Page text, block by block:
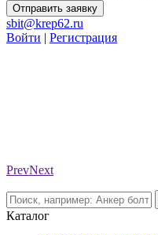
Отправить заявку
sbit@krep62.ru
Войти | Регистрация
PrevNext
Каталог